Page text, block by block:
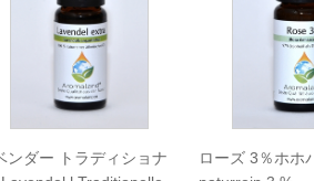
ンダー トラディショナ
ローズ 3％ホホ